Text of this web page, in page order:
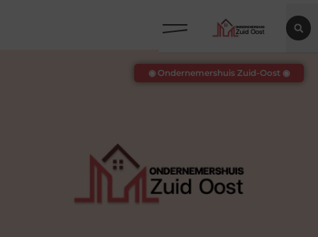
◉ Ondernemershuis Zuid-Oost ◉